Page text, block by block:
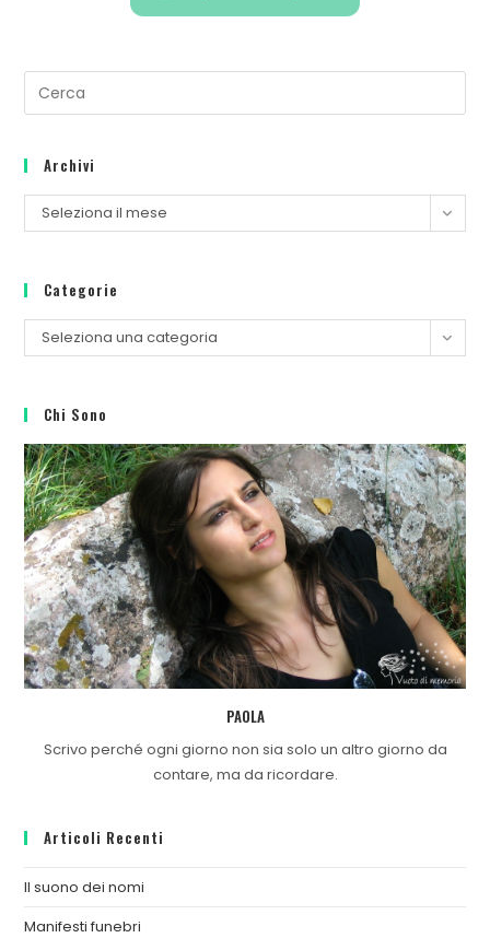
Archivi
Seleziona il mese
Categorie
Seleziona una categoria
Chi Sono
PAOLA
Scrivo perché ogni giorno non sia solo un altro giorno da
contare, ma da ricordare.
Articoli Recenti
Il suono dei nomi
Manifesti funebri